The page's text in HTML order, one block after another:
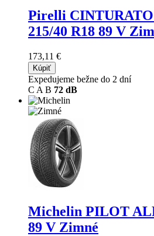
Pirelli
215/40 R18 89 V
173,11 €
Kúpiť
Expedujeme bežne do 2 dní
C A B 72 dB
Michelin PILOT
89 V Zimné